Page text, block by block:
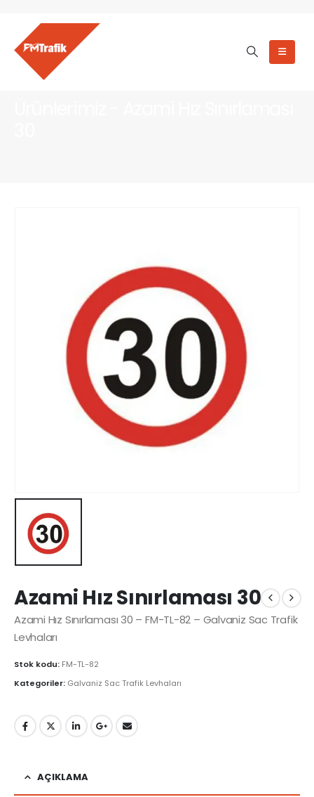
Azami Hız Sınırlaması 30
Azami Hız Sınırlaması 30 – FM-TL-82 – Galvaniz Sac Trafik
Levhaları
Stok kodu: FM-TL-82
Kategoriler: Galvaniz Sac Trafik Levhaları
AÇIKLAMA